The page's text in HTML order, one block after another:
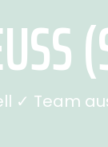
✓ Team